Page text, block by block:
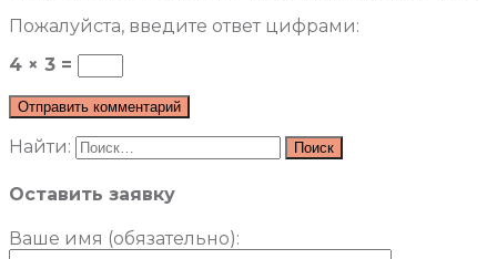
Пожалуйста, введите ответ цифрами:
4 × 3 =
Найти:
Оставить заявку
Ваше имя (обязательно):